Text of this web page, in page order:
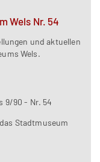
Wels Nr. 54
und aktuellen
Wels.
9/90 - Nr. 54
Stadtmuseum